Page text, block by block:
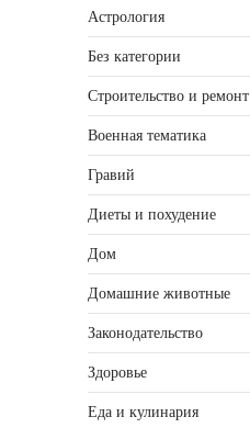
Астрология
Без категории
Строительство и ремонт
Военная тематика
Гравий
Диеты и похудение
Дом
Домашние животные
Законодательство
Здоровье
Еда и кулинария